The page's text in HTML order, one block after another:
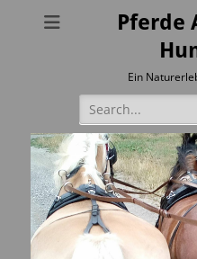
Pferde
Ein
Suchen
nach: